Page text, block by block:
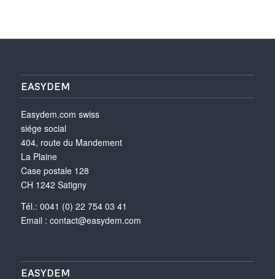
EASYDEM
Easydem.com swiss
siége social
404, route du Mandement
La Plaine
Case postale 128
CH 1242 Satigny
Tél.: 0041 (0) 22 754 03 41
Email : contact@easydem.com
EASYDEM